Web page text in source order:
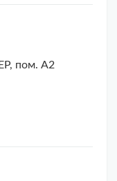
пом. А2